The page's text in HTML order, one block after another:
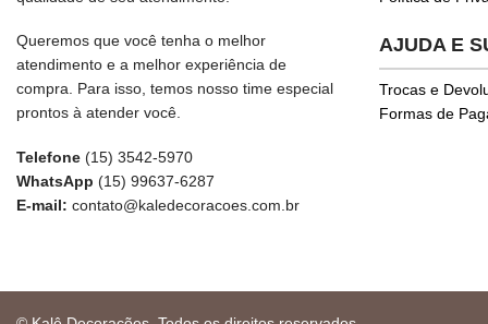
Queremos que você tenha o melhor
atendimento e a melhor experiência de
compra. Para isso, temos nosso time especial
prontos à atender você.
Telefone (15) 3542-5970
WhatsApp (15) 99637-6287
E-mail: contato@kaledecoracoes.com.br
AJUDA E
Trocas e
Formas de